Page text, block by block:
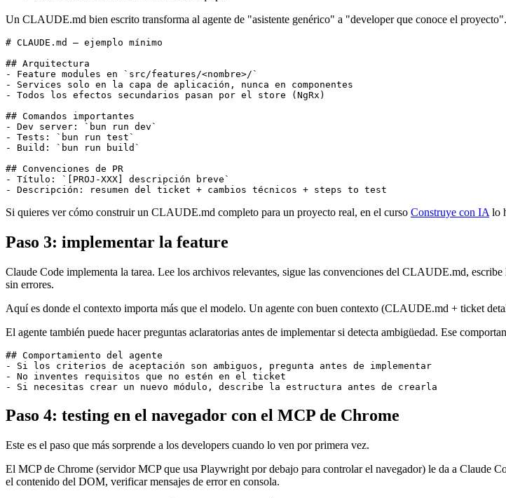
Un CLAUDE.md bien escrito transforma al agente de "asistente genérico" a "developer que conoce el
# CLAUDE.md — ejemplo mínimo
## Arquitectura
- Feature modules en
`src/features/<nombre>/`
- Services solo en la capa de aplicación, nunca en componentes
- Todos los efectos secundarios pasan por el store (NgRx)
## Comandos importantes
- Dev server:
`bun run dev`
- Tests:
`bun run test`
- Build:
`bun run build`
## Convenciones de PR
- Título:
`[PROJ-XXX] descripción breve`
Si quieres ver cómo construir un CLAUDE.md completo para un proyecto real, en el curso Construye con IA lo
Paso 3: implementar la feature
Claude Code implementa la tarea. Lee los archivos relevantes, sigue las convenciones del CLAUDE.md,
sin errores.
Aquí es donde el contexto importa más que el modelo. Un agente con buen contexto (CLAUDE.md + ticket
El agente también puede hacer preguntas aclaratorias antes de implementar si detecta ambigüedad. Ese
## Comportamiento del agente
- Si los criterios de aceptación son ambiguos, pregunta antes de implementar
- No inventes requisitos que no estén en el ticket
Paso 4: testing en el navegador con el MCP de Chrome
Este es el paso que más sorprende a los developers cuando lo ven por primera vez.
El MCP de Chrome (servidor MCP que usa Playwright por debajo para controlar el navegador) le da a Claude
el contenido del DOM, verificar mensajes de error en consola.